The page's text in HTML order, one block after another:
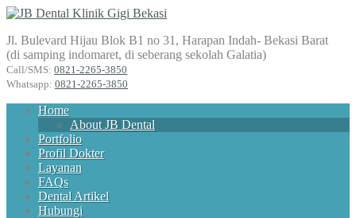
Jl. Bulevard Hijau Blok B1 no 31, Harapan Indah- Bekasi Barat
(di samping indomaret, di seberang sekolah Galatia)
Call/SMS: 0821-2265-3850
Whatsapp: 0821-2265-3850
Home
About JB Dental
Portfolio
Profil Dokter
Layanan
FAQs
Dental Artikel
Hubungi